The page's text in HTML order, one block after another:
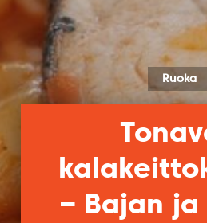
Ruoka
– Bajan ja